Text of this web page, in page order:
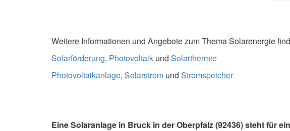
Weitere Informationen und Angebote zum Thema Solarenergie
Solarförderung, Photovoltaik und Solarthermie
Photovoltaikanlage, Solarstrom und Stromspeicher
Eine Solaranlage in Bruck in der Oberpfalz (92436) steht für